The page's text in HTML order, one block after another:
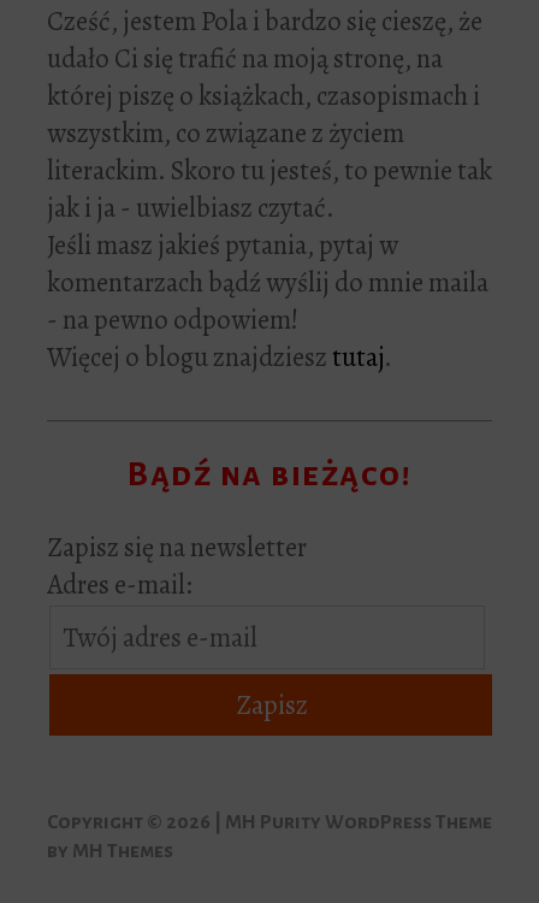
Cześć, jestem Pola i bardzo się cieszę, że
udało Ci się trafić na moją stronę, na
której piszę o książkach, czasopismach i
wszystkim, co związane z życiem
literackim. Skoro tu jesteś, to pewnie tak
jak i ja - uwielbiasz czytać.
Jeśli masz jakieś pytania, pytaj w
komentarzach bądź wyślij do mnie maila
- na pewno odpowiem!
Więcej o blogu znajdziesztutaj.
Bądź na bieżąco!
Zapisz się na newsletter
Adres e-mail:
Copyright © 2026 | MH Purity WordPress Theme
by MH Themes